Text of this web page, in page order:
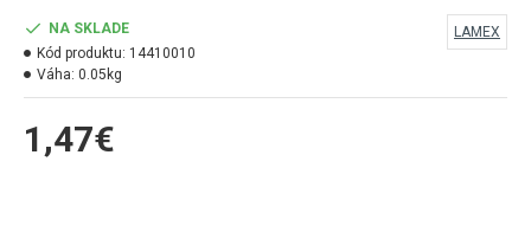
1,47€
NA SKLADE
Kód produktu: 14410010
Váha: 0.05kg
LAMEX